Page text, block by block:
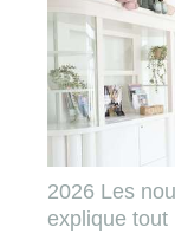
2026 Les
explique tout